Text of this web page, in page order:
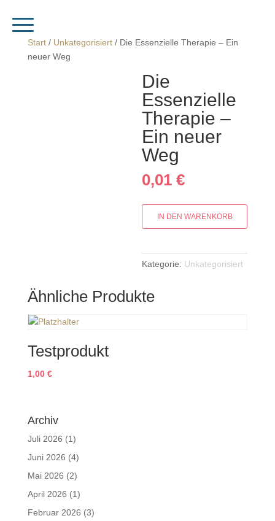
Start/ Unkategorisiert/ Die Essenzielle Therapie – Ein
neuer Weg
Die
Essenzielle
Therapie –
Ein neuer
Weg
0,01€
–
Ein
Weg
IN DEN WARENKORB
Kategorie: Unkategorisiert
Ähnliche Produkte
Testprodukt
1,00 €
Archiv
Juli 2026 (1)
Juni 2026 (4)
Mai 2026 (2)
April 2026 (1)
Februar 2026 (3)